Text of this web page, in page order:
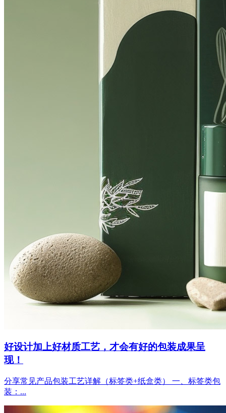
好设计加上好材质工艺，才会有好的包装成果呈
现！
分享常见产品包装工艺详解（标签类+纸盒类） 一、标签类包
装：...